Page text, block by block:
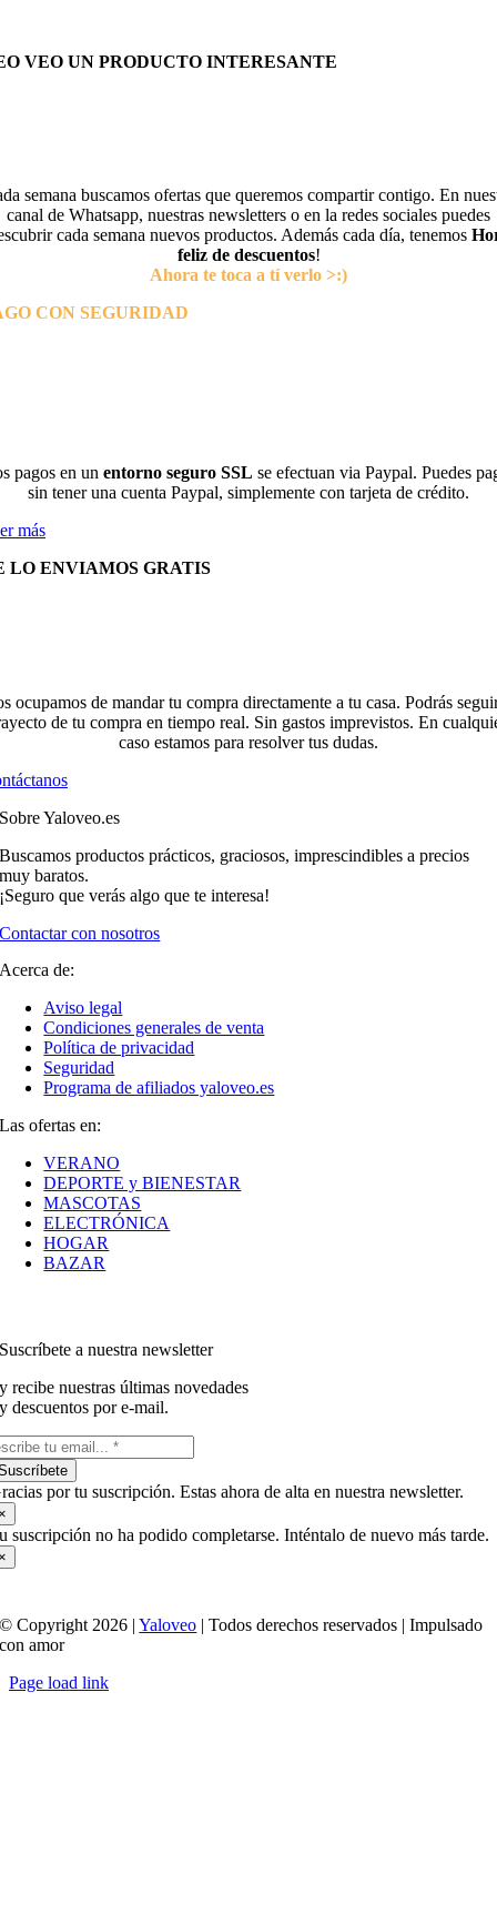
VEO UN PRODUCTO INTERESANTE
semana buscamos ofertas que queremos compartir contigo. En
canal de Whatsapp, nuestras newsletters o en la redes sociales puedes
cada semana nuevos productos. Además cada día, tenemos
feliz de descuentos!
Ahora te toca a tí verlo >:)
CON SEGURIDAD
pagos en un entorno seguro SSL se efectuan via Paypal. Puedes
sin tener una cuenta Paypal, simplemente con tarjeta de crédito.
más
LO ENVIAMOS GRATIS
ocupamos de mandar tu compra directamente a tu casa. Podrás
de tu compra en tiempo real. Sin gastos imprevistos. En
caso estamos para resolver tus dudas.
Sobre Yaloveo.es
Buscamos productos prácticos, graciosos, imprescindibles a precios
muy baratos.
¡Seguro que verás algo que te interesa!
Contactar con nosotros
Acerca de:
Aviso legal
Condiciones generales de venta
Política de privacidad
Seguridad
Programa de afiliados yaloveo.es
Las ofertas en:
VERANO
DEPORTE y BIENESTAR
MASCOTAS
ELECTRÓNICA
HOGAR
BAZAR
Suscríbete a nuestra newsletter
y recibe nuestras últimas novedades
y descuentos por e-mail.
por tu suscripción. Estas ahora de alta en nuestra newsletter.
suscripción no ha podido completarse. Inténtalo de nuevo más tarde.
© Copyright 2026 |Yaloveo | Todos derechos reservados | Impulsado
con amor
Page load link